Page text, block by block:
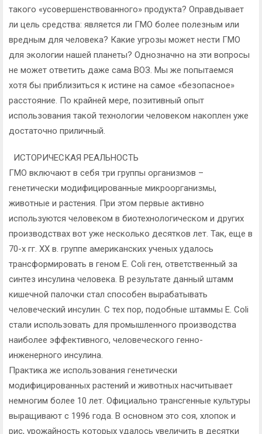
такого «усовершенствованного» продукта? Оправдывает
ли цель средства: является ли ГМО более полезным или
вредным для человека? Какие угрозы может нести ГМО
для экологии нашей планеты? Однозначно на эти вопросы
не может ответить даже сама ВОЗ. Мы же попытаемся
хотя бы приблизиться к истине на самое «безопасное»
расстояние. По крайней мере, позитивный опыт
использования такой технологии человеком накоплен уже
достаточно приличный.
ИСТОРИЧЕСКАЯ РЕАЛЬНОСТЬ
ГМО включают в себя три группы организмов –
генетически модифицированные микроорганизмы,
животные и растения. При этом первые активно
используются человеком в биотехнологическом и других
производствах вот уже несколько десятков лет. Так, еще в
70-х гг. XX в. группе американских ученых удалось
трансформировать в геном Е. Coli ген, ответственный за
синтез инсулина человека. В результате данный штамм
кишечной палочки стал способен вырабатывать
человеческий инсулин. С тех пор, подобные штаммы Е. Coli
стали использовать для промышленного производства
наиболее эффективного, человеческого генно-
инженерного инсулина.
Практика же использования генетически
модифицированных растений и животных насчитывает
немногим более 10 лет. Официально трансгенные культуры
выращивают с 1996 года. В основном это соя, хлопок и
рис, урожайность которых удалось увеличить в десятки